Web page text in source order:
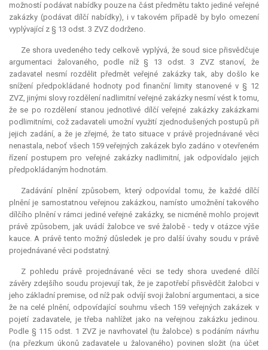
možností podávat nabídky pouze na část předmětu takto jediné veřejné
zakázky (podávat dílčí nabídky), i v takovém případě by bylo omezení
vyplývající z § 13 odst. 3 ZVZ dodrženo.
Ze shora uvedeného tedy celkově vyplývá, že soud sice přisvědčuje
argumentaci žalovaného, podle níž § 13 odst. 3 ZVZ stanoví, že
zadavatel nesmí rozdělit předmět veřejné zakázky tak, aby došlo ke
snížení předpokládané hodnoty pod finanční limity stanovené v § 12
ZVZ, jinými slovy rozdělení nadlimitní veřejné zakázky nesmí vést k tomu,
že se po rozdělení stanou jednotlivé dílčí veřejné zakázky zakázkami
podlimitními, což zadavateli umožní využití zjednodušených postupů při
jejich zadání, a že je zřejmé, že tato situace v právě projednávané věci
nenastala, neboť všech 159 veřejných zakázek bylo zadáno v otevřeném
řízení postupem pro veřejné zakázky nadlimitní, jak odpovídalo jejich
předpokládaným hodnotám.
Zadávání plnění způsobem, který odpovídal tomu, že každé dílčí
plnění je samostatnou veřejnou zakázkou, namísto umožnění takového
dílčího plnění v rámci jediné veřejné zakázky, se nicméně mohlo projevit
právě způsobem, jak uvádí žalobce ve své žalobě - tedy v otázce výše
kauce. A právě tento možný důsledek je pro další úvahy soudu v právě
projednávané věci podstatný.
Z pohledu právě projednávané věci se tedy shora uvedené dílčí
závěry zdejšího soudu projevují tak, že je zapotřebí přisvědčit žalobci v
jeho základní premise, od níž pak odvíjí svoji žalobní argumentaci, a sice
že na celé plnění, odpovídající souhrnu všech 159 veřejných zakázek v
pojetí zadavatele, je třeba nahlížet jako na veřejnou zakázku jedinou.
Podle § 115 odst. 1 ZVZ je navrhovatel (tu žalobce) s podáním návrhu
(na přezkum úkonů zadavatele u žalovaného) povinen složit (na účet